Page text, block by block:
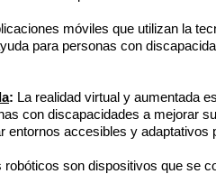
móviles que utilizan la
para personas con
: La realidad virtual y aumentada
con discapacidades a mejorar
entornos accesibles y adaptativos
robóticos son dispositivos que se